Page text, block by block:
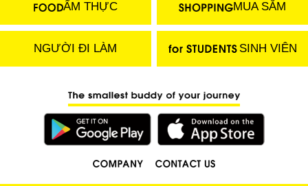
ẨM THỰC MUA SẮM
NGƯỜI ĐI LÀM SINH VIÊN